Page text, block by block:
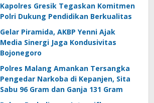
Kapolres Gresik Tegaskan Komitmen
Polri Dukung Pendidikan Berkualitas
Gelar Piramida, AKBP Yenni Ajak
Media Sinergi Jaga Kondusivitas
Bojonegoro
Polres Malang Amankan Tersangka
Pengedar Narkoba di Kepanjen, Sita
Sabu 96 Gram dan Ganja 131 Gram